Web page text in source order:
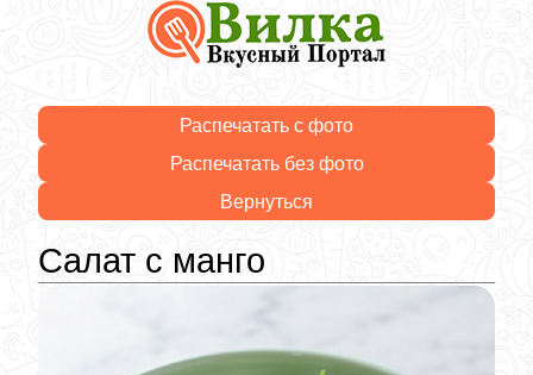
Распечатать с фото
Распечатать без фото
Вернуться
Салат с манго